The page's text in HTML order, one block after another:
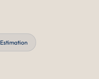
Estimation